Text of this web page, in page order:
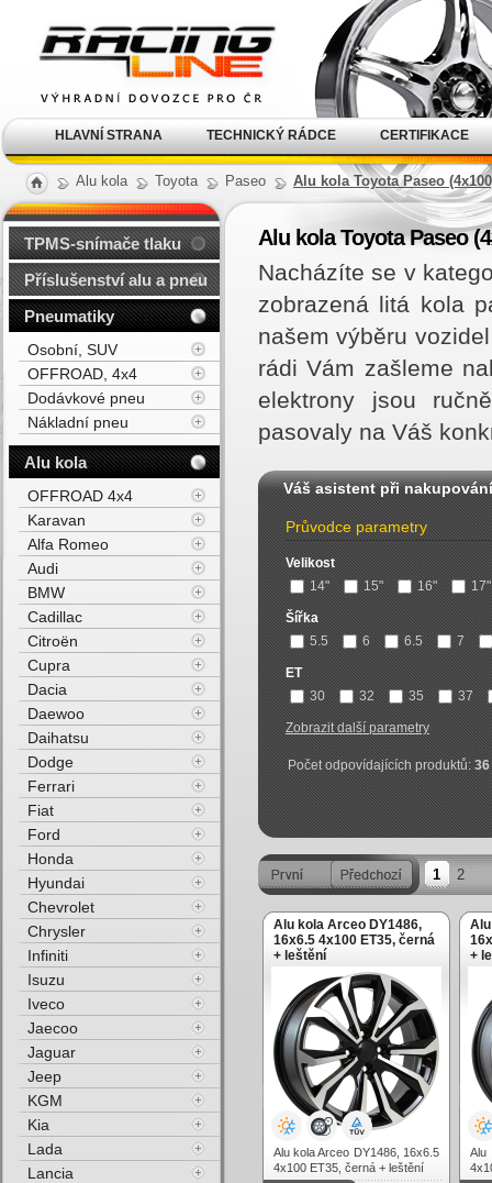
Alu kola Toyota Paseo Alu kola Toyota Paseo
Alu kola Toyota Paseo
Nacházíte se v
zobrazená litá kola
našem výběru
rádi Vám zašleme
elektrony jsou
pasovaly na Váš
Váš asistent při nakupování
Průvodce parametry
Velikost
14"
15" 16" 17"
Šířka
5.5
6 6.5 7
ET
30
32 35 37
Zobrazit další parametry
Počet odpovídajících produktů:36
1 2
Alu kola Arceo DY1486,
16x6.5 4x100 ET35, černá
+ leštění
Alu kola Arceo DY1486, 16x6.5
4x100 ET35, černá + leštění
+
Alu
TPMS-snímače tlaku
Příslušenství alu a pneu
Pneumatiky
Osobní, SUV
OFFROAD, 4x4
Dodávkové pneu
Nákladní pneu
Alu kola
OFFROAD 4x4
Karavan
Alfa Romeo
Audi
BMW
Cadillac
Citroën
Cupra
Dacia
Daewoo
Daihatsu
Dodge
Ferrari
Fiat
Ford
Honda
Hyundai
Chevrolet
Chrysler
Infiniti
Isuzu
Iveco
Jaecoo
Jaguar
Jeep
KGM
Kia
Lada
Lancia
kola Racing Line
HLAVNÍ STRANA TECHNICKÝ RÁDCE CERTIFIKACE